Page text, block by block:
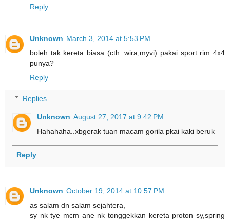
Reply
Unknown March 3, 2014 at 5:53 PM
boleh tak kereta biasa (cth: wira,myvi) pakai sport rim 4x4
punya?
Reply
Replies
Unknown August 27, 2017 at 9:42 PM
Hahahaha..xbgerak tuan macam gorila pkai kaki beruk
Reply
Unknown October 19, 2014 at 10:57 PM
as salam dn salam sejahtera,
sy nk tye mcm ane nk tonggekkan kereta proton sy,spring